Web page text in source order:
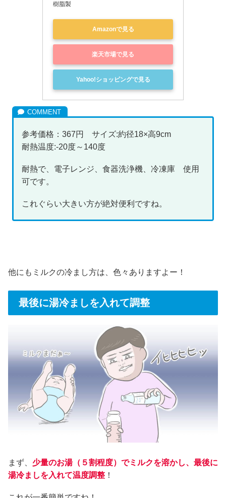
樹脂製
Amazonで見る
楽天市場で見る
Yahoo!ショッピングで見る
参考価格：367円 サイズ:約径18×高9cm
耐熱温度:-20度～140度
耐熱で、電子レンジ、食器洗浄機、冷凍庫 使用
可です。
これぐらい大きい方が絶対便利ですね。
他にもミルクの冷まし方は、色々ありますよー！
最後に湯冷ましを入れて調整
まず、 少量のお湯（５割程度）でミルクを溶かし、最後に
湯冷ましを入れて温度調整 ！